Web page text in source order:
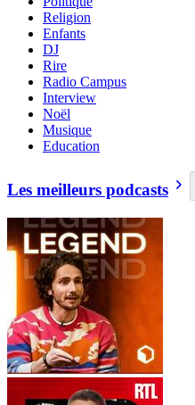
Religion
Enfants
DJ
Rire
Radio Campus
Interview
Noël
Musique
Education
Les meilleurs podcasts